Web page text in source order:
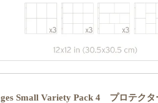
Small Variety Pack 4 プロテクタ